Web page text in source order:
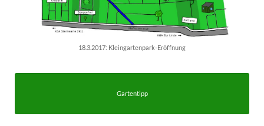
18.3.2017: Kleingartenpark-Eröffnung
Gartentipp